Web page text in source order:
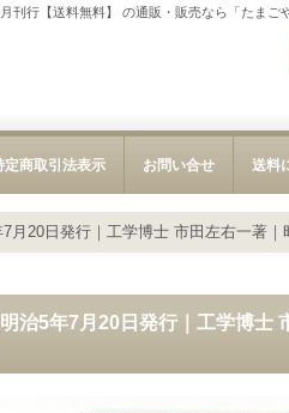
行【送料無料】 の通販・販売なら「たまご
定商取引法表示 お問い合せ 送料
月20日発行｜工学博士 市田左右一著｜
治5年7月20日発行｜工学博士